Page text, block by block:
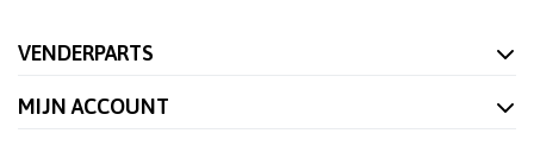
VENDERPARTS
MIJN ACCOUNT